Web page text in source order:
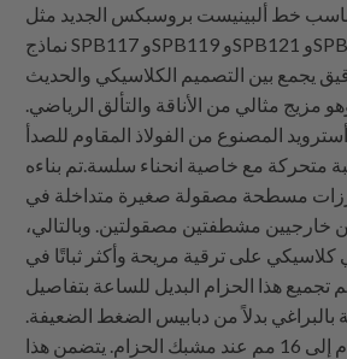
تناسب خط ألبينيست بروسبكس الجديد مثل
نماذج SPB117 وSPB119 وSPB121 وSPB123. أسترويد هو
يجمع بين التصميم الكلاسيكي والحديث
مزيج مثالي من الأناقة والتألق الرياضي.
المصنوع من الفولاذ المقاوم للصدأ
متحركة مع خاصية انحناء سلسة.تم بناءه
مسطحة مصقولة صغيرة متداخلة في
خارجيين مشطفتين مصقولتين. وبالتالي،
على ترقية مريحة وأكثر ثباتًا في
تجميع هذا الحزام البديل للساعة بتفاصيل
بالبراغي بدلاً من دبابيس الضغط الضعيفة.
يتناقص عرض الحزام إلى 16 مم عند مشبك الحزام. يتضمن هذا